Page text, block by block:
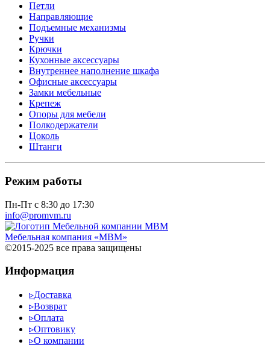
Петли
Направляющие
Подъемные механизмы
Ручки
Крючки
Кухонные аксессуары
Внутреннее наполнение шкафа
Офисные аксессуары
Замки мебельные
Крепеж
Опоры для мебели
Полкодержатели
Цоколь
Штанги
Режим работы
Пн-Пт с 8:30 до 17:30
info@promvm.ru
Мебельная компания «МВМ»
©2015-2025 все права защищены
Информация
▹Доставка
▹Возврат
▹Оплата
▹Оптовику
▹О компании